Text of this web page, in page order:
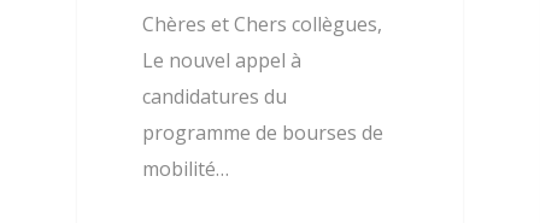
Chères et Chers collègues,
Le nouvel appel à
candidatures du
programme de bourses de
mobilité…